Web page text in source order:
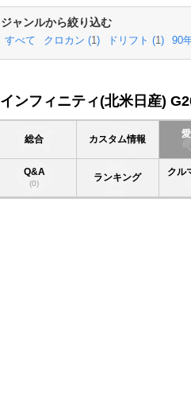
ジャンルから絞り込む
すべて クロカン (1 ) ドリフト (1 ) 90
インフィニティ(北米日産)
総合 カスタム情報
Q&A
(0) ランキング
クル